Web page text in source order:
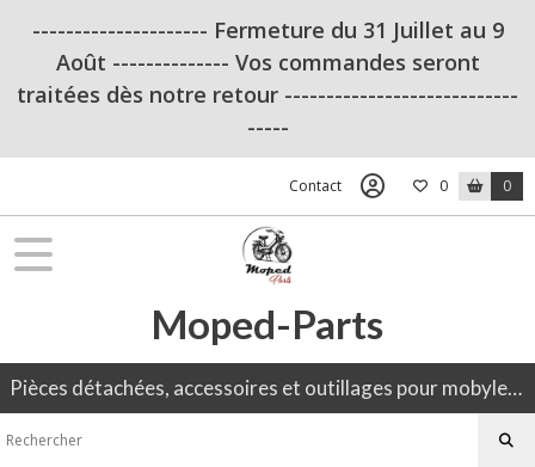
--------------------- Fermeture du 31 Juillet au 9
Août -------------- Vos commandes seront
traitées dès notre retour ----------------------------
-----
Contact 0 0
Moped-Parts
Pièces détachées, accessoires et outillages pour mobylette, 50CC, moto ancienne.